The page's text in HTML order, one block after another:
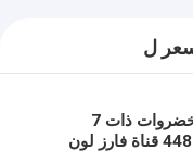
ل
آلة فرز الخضروات ذات 7
المزالق ، 448 قناة فارز لون